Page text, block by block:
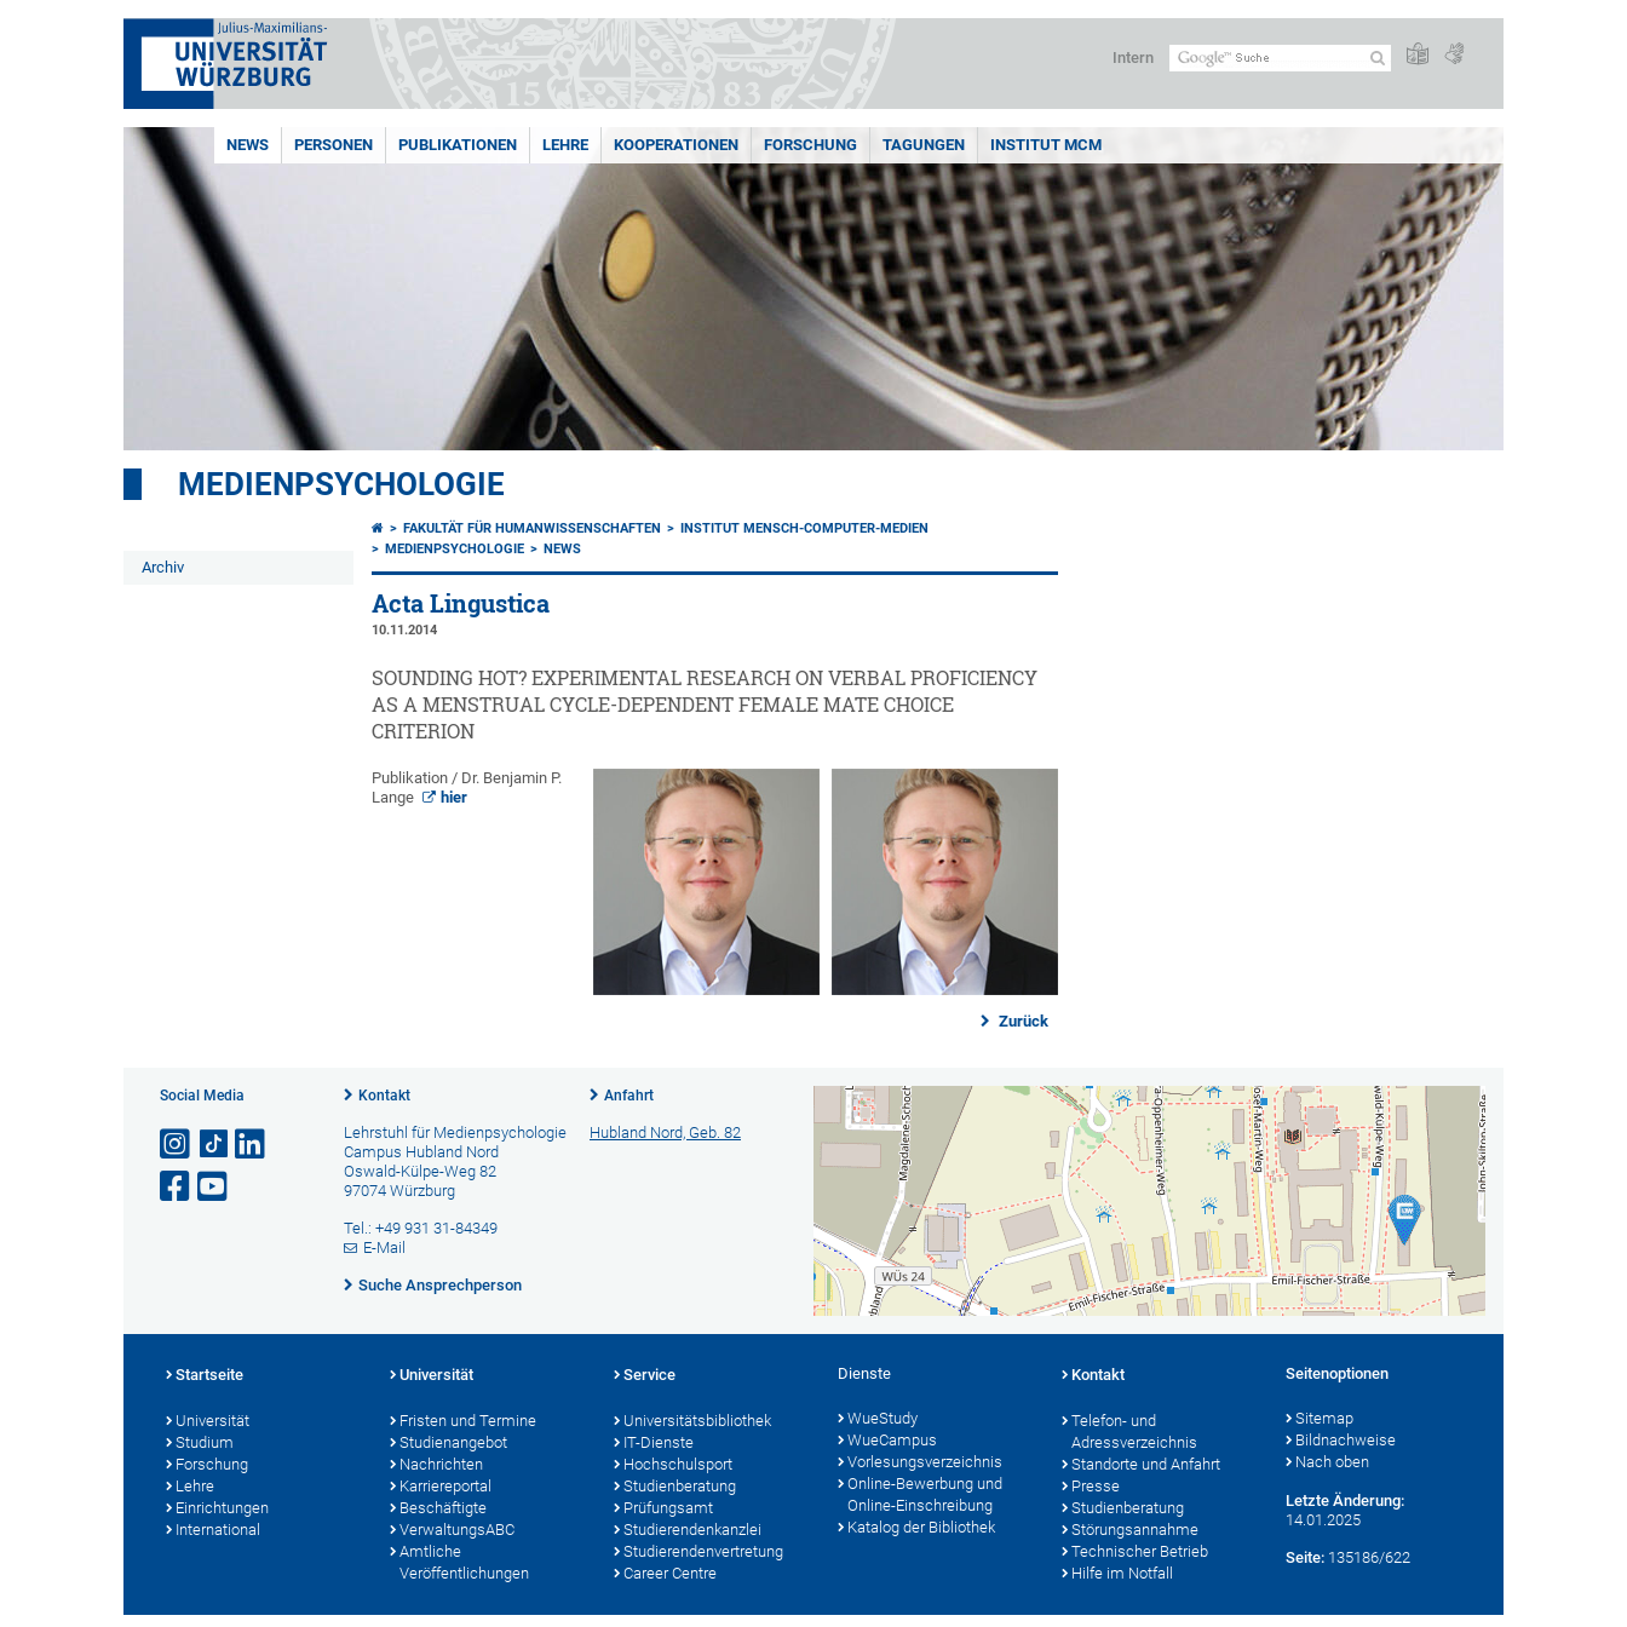
Intern
NEWS PERSONEN PUBLIKATIONEN LEHRE KOOPERATIONEN FORSCHUNG TAGUNGEN INSTITUT MCM
MEDIENPSYCHOLOGIE
Archiv
FAKULTÄT FÜR HUMANWISSENSCHAFTEN
INSTITUT MENSCH-COMPUTER-MEDIEN
MEDIENPSYCHOLOGIE
NEWS
Acta Lingustica
10.11.2014
SOUNDING HOT? EXPERIMENTAL RESEARCH ON VERBAL PROFICIENCY
AS A MENSTRUAL CYCLE-DEPENDENT FEMALE MATE CHOICE
CRITERION
Publikation / Dr. Benjamin P.
Lange
hier
Zurück
Social Media Kontakt
Lehrstuhl für Medienpsychologie
Campus Hubland Nord
Oswald-Külpe-Weg 82
97074 Würzburg
Tel.: +49 931 31-84349
E-Mail
Suche Ansprechperson
Anfahrt
Hubland Nord, Geb. 82
Startseite
Universität
Studium
Forschung
Lehre
Einrichtungen
International
Universität
Fristen und Termine
Studienangebot
Nachrichten
Karriereportal
Beschäftigte
VerwaltungsABC
Amtliche
Veröffentlichungen
Service
Universitätsbibliothek
IT-Dienste
Hochschulsport
Studienberatung
Prüfungsamt
Studierendenkanzlei
Studierendenvertretung
Career Centre
Dienste
WueStudy
WueCampus
Vorlesungsverzeichnis
Online-Bewerbung und
Online-Einschreibung
Katalog der Bibliothek
Kontakt
Telefon- und
Adressverzeichnis
Standorte und Anfahrt
Presse
Studienberatung
Störungsannahme
Technischer Betrieb
Hilfe im Notfall
Seitenoptionen
Sitemap
Bildnachweise
Nach oben
Letzte Änderung:
14.01.2025
Seite: 135186/622